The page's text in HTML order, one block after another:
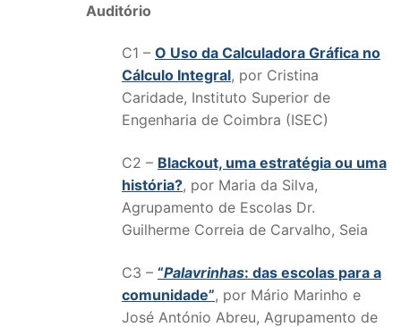
Auditório
C1 – O Uso da Calculadora Gráfica no
Cálculo Integral, por Cristina
Caridade, Instituto Superior de
Engenharia de Coimbra (ISEC)
C2 – Blackout, uma estratégia ou uma
história?, por Maria da Silva,
Agrupamento de Escolas Dr.
Guilherme Correia de Carvalho, Seia
C3 – “Palavrinhas: das escolas para a
comunidade”, por Mário Marinho e
José António Abreu, Agrupamento de